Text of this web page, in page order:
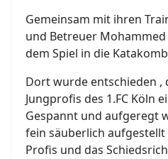
Gemeinsam mit ihren
und Betreuer
dem Spiel in die
Dort wurde entschieden ,
Jungprofis des 1.FC Köln
Gespannt und aufgeregt
fein säuberlich
Profis und das